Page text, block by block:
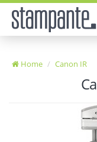
Home Canon IR